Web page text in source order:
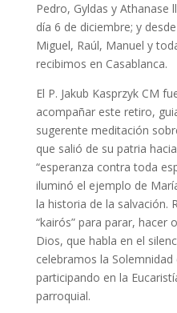
Pedro, Gyldas y Athanase
día 6 de diciembre; y
Miguel, Raúl, Manuel y
recibimos en Casablanca.
El P. Jakub Kasprzyk CM
acompañar este retiro,
sugerente meditación
que salió de su patria
“esperanza contra toda
iluminó el ejemplo de
la historia de la salvación.
“kairós” para parar, hacer
Dios, que habla en el
celebramos la
participando en la
parroquial.